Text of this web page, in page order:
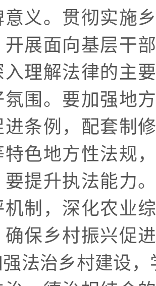
意义。贯彻实施
开展面向基层干
入理解法律的主
氛围。要加强地
进条例，配套制
特色地方性法规
要提升执法能力
机制，深化农业
确保乡村振兴促
法治乡村建设，